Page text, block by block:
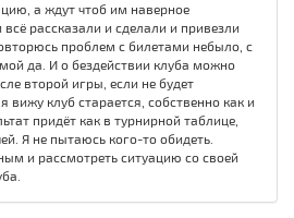
а ждут чтоб им наверное
рассказали и сделали и привезли
проблем с билетами небыло, с
да. И о бездействии клуба можно
второй игры, если не будет
вижу клуб старается, собственно как и
придёт как в турнирной таблице,
Я не пытаюсь кого-то обидеть.
и рассмотреть ситуацию со своей